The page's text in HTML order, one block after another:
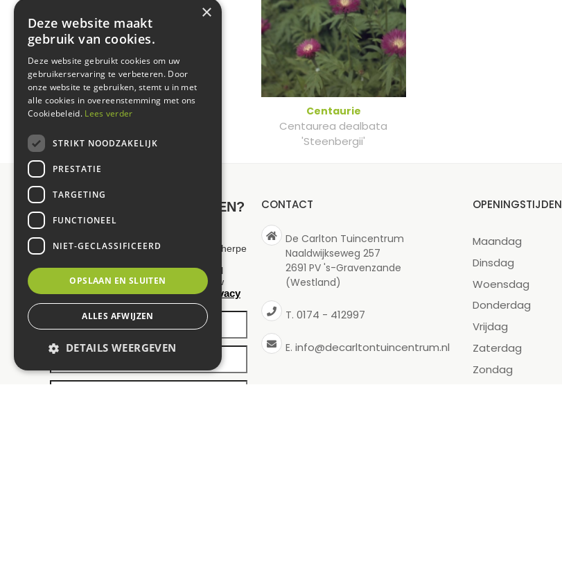
Centaurie
Centaurea dealbata
'Steenbergii'
NIEUWSBRIEF ONTVANGEN?
Wilt u op de hoogte blijven van onze scherpe
maand een nieuwsbrief ontvangen? Vul
hieronder uw gegevens in. Wij slaan uw
gegevens secuur op conform onzeprivacy
policy.
CONTACT
De Carlton Tuincentrum
Naaldwijkseweg 257
2691 PV 's-Gravenzande
(Westland)
T. 0174 - 412997
E. info@decarltontuincentrum.nl
OPENINGSTIJDEN
Maandag
Dinsdag
Woensdag
Donderdag
Vrijdag
Zaterdag
Zondag
×
Deze website maakt
gebruik van cookies.
Deze website gebruikt cookies om uw
gebruikerservaring te verbeteren. Door
onze website te gebruiken, stemt u in met
alle cookies in overeenstemming met ons
Cookiebeleid. Lees verder
STRIKT NOODZAKELIJK
PRESTATIE
TARGETING
FUNCTIONEEL
NIET-GECLASSIFICEERD
OPSLAAN EN SLUITEN
ALLES AFWIJZEN
DETAILS WEERGEVEN